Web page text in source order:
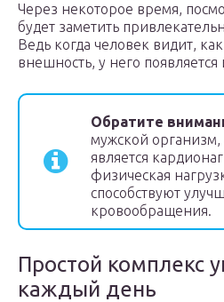
Через некоторое время,
будет заметить
Ведь когда человек видит,
внешность, у него появляется
Обратите
мужской
является
физическая
способствуют
кровообращения.
Простой комплекс
каждый день